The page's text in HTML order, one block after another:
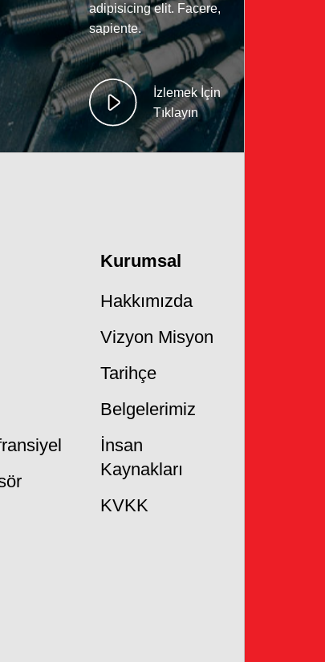
adipisicing elit. Facere,
sapiente.
İzlemek İçin
Tıklayın
Kurumsal
Hakkımızda
Vizyon Misyon
Tarihçe
Belgelerimiz
İnsan
Kaynakları
KVKK